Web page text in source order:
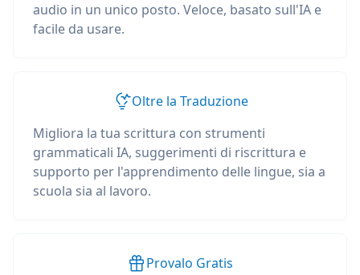
audio in un unico posto. Veloce, basato sull'IA e
facile da usare.
Oltre la Traduzione
Migliora la tua scrittura con strumenti
grammaticali IA, suggerimenti di riscrittura e
supporto per l'apprendimento delle lingue, sia a
scuola sia al lavoro.
Provalo Gratis